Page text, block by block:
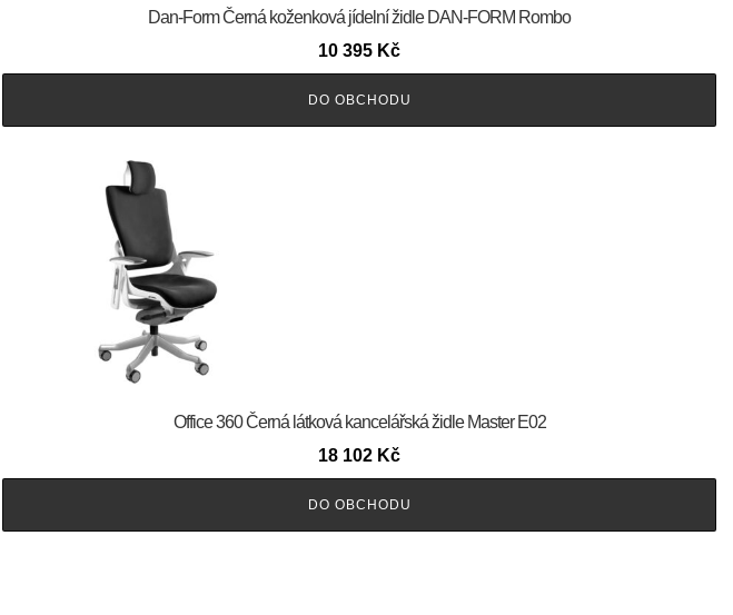
​​​​​Dan-Form Černá koženková jídelní židle DAN-FORM Rombo
10 395 Kč
DO OBCHODU
Office 360 Černá látková kancelářská židle Master E02
18 102 Kč
DO OBCHODU